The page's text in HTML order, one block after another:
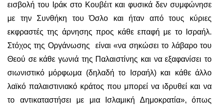
εισβολή του Ιράκ στο Κουβέιτ και φυσικά δεν συμφώνησε
με την Συνθήκη του Όσλο και ήταν από τους κύριες
εκφραστές της άρνησης προς κάθε επαφή με το Ισραήλ.
Στόχος της Οργάνωσης είναι «να σηκώσει το λάβαρο του
Θεού σε κάθε γωνιά της Παλαιστίνης και να εξαφανίσει το
σιωνιστικό μόρφωμα (δηλαδή το Ισραήλ) και κάθε άλλο
λαϊκό παλαιστινιακό κράτος που μπορεί να ιδρυθεί και να
το αντικαταστήσει με μια Ισλαμική Δημοκρατία», όπως